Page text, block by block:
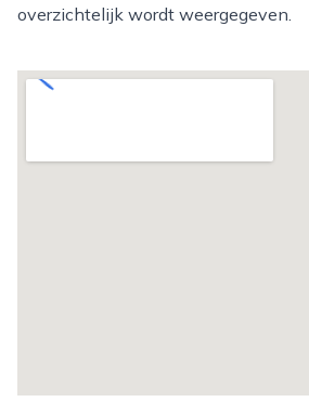
overzichtelijk wordt weergegeven.